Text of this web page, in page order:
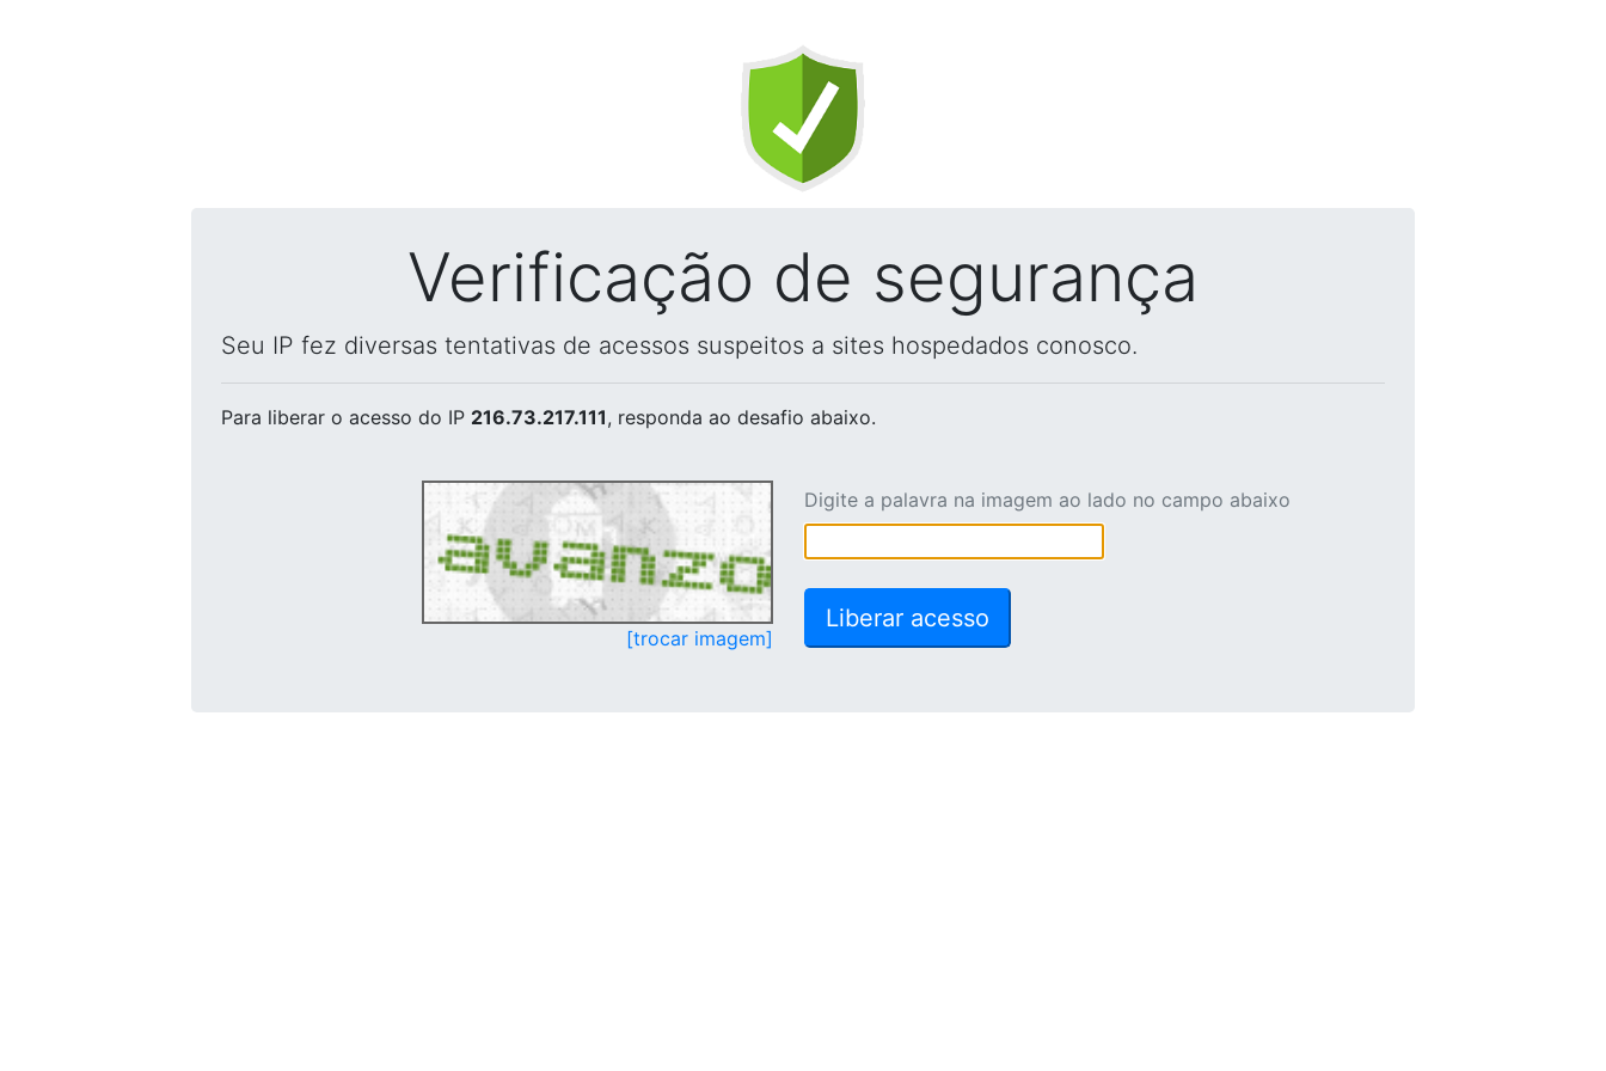
Verificação de segurança
Seu IP fez diversas tentativas de acessos suspeitos a sites hospedados conosco.
Para liberar o acesso do IP 216.73.217.111, responda ao desafio abaixo.
[trocar imagem]
Digite a palavra na imagem ao lado no campo abaixo